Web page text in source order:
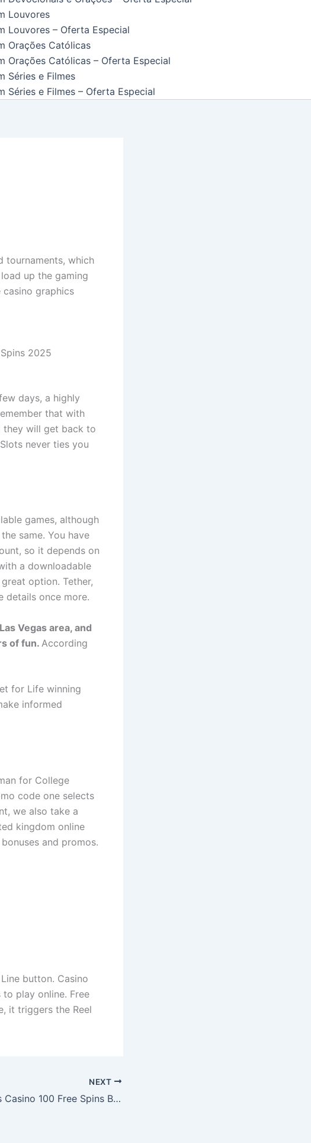
Louvores
Louvores – Oferta Especial
Orações Católicas
Orações Católicas – Oferta Especial
Séries e Filmes
Séries e Filmes – Oferta Especial
tournaments, which
up the gaming
graphics
2025
days, a highly
that with
they will get back to
never ties you
games, although
same. You have
so it depends on
a downloadable
option. Tether,
details once more.
Vegas area, and
of fun. According
for Life winning
informed
for College
code one selects
we also take a
kingdom online
and promos.
button. Casino
to play online. Free
it triggers the Reel
NEXT
Betreels Casino 100 Free Spins Bonus 2025